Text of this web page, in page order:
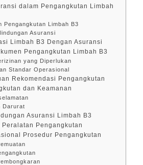
dalam Pengangkutan Limbah
Pengangkutan Limbah B3
Asuransi
Limbah B3 Dengan Asuransi
Pengangkutan Limbah B3
yang Diperlukan
Standar Operasional
Rekomendasi Pengangkutan
dan Keamanan
Darurat
Asuransi Limbah B3
Pengangkutan
Prosedur Pengangkutan